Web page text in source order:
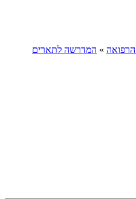
» המדרשה לתארים